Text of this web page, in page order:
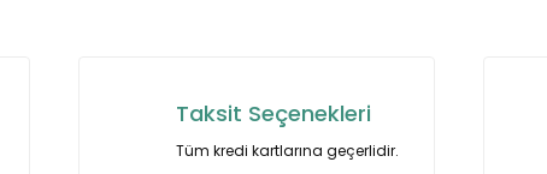
Taksit Seçenekleri
Tüm kredi kartlarına geçerlidir.